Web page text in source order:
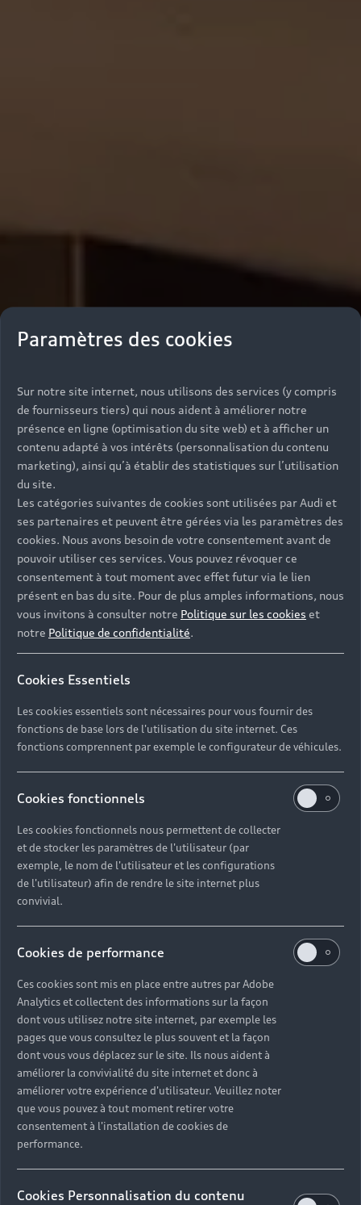
Paramètres des cookies
Sur notre site internet, nous utilisons des services (y compris
de fournisseurs tiers) qui nous aident à améliorer notre
présence en ligne (optimisation du site web) et à afficher un
contenu adapté à vos intérêts (personnalisation du contenu
marketing), ainsi qu’à établir des statistiques sur l’utilisation
du site.
Les catégories suivantes de cookies sont utilisées par Audi et
ses partenaires et peuvent être gérées via les paramètres des
cookies. Nous avons besoin de votre consentement avant de
pouvoir utiliser ces services. Vous pouvez révoquer ce
consentement à tout moment avec effet futur via le lien
présent en bas du site. Pour de plus amples informations, nous
vous invitons à consulter notre Politique sur les cookies et
notre Politique de confidentialité.
Cookies Essentiels
Les cookies essentiels sont nécessaires pour vous fournir des
fonctions de base lors de l'utilisation du site internet. Ces
fonctions comprennent par exemple le configurateur de véhicules.
Cookies fonctionnels
Les cookies fonctionnels nous permettent de collecter
et de stocker les paramètres de l'utilisateur (par
exemple, le nom de l'utilisateur et les configurations
de l'utilisateur) afin de rendre le site internet plus
convivial.
Cookies de performance
Ces cookies sont mis en place entre autres par Adobe
Analytics et collectent des informations sur la façon
dont vous utilisez notre site internet, par exemple les
pages que vous consultez le plus souvent et la façon
dont vous vous déplacez sur le site. Ils nous aident à
améliorer la convivialité du site internet et donc à
améliorer votre expérience d'utilisateur. Veuillez noter
que vous pouvez à tout moment retirer votre
consentement à l'installation de cookies de
performance.
Cookies Personnalisation du contenu